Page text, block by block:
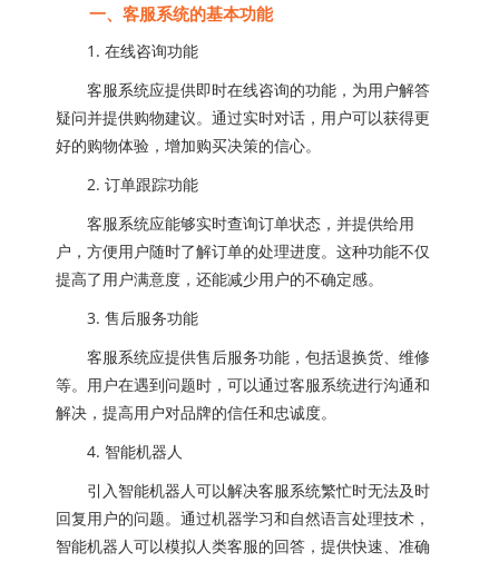
一、客服系统的基本功能
1. 在线咨询功能
客服系统应提供即时在线咨询的功能，为用户解答
疑问并提供购物建议。通过实时对话，用户可以获得更
好的购物体验，增加购买决策的信心。
2. 订单跟踪功能
客服系统应能够实时查询订单状态，并提供给用
户，方便用户随时了解订单的处理进度。这种功能不仅
提高了用户满意度，还能减少用户的不确定感。
3. 售后服务功能
客服系统应提供售后服务功能，包括退换货、维修
等。用户在遇到问题时，可以通过客服系统进行沟通和
解决，提高用户对品牌的信任和忠诚度。
4. 智能机器人
引入智能机器人可以解决客服系统繁忙时无法及时
回复用户的问题。通过机器学习和自然语言处理技术，
智能机器人可以模拟人类客服的回答，提供快速、准确